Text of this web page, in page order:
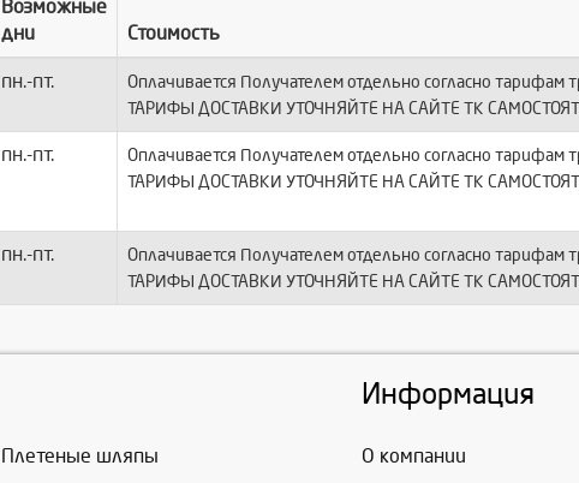
Возможные
дни
Стоимость
пн.-пт.
Оплачивается Получателем отдельно согласно тарифам
ТАРИФЫ ДОСТАВКИ УТОЧНЯЙТЕ НА САЙТЕ ТК
пн.-пт.
Оплачивается Получателем отдельно согласно тарифам
ТАРИФЫ ДОСТАВКИ УТОЧНЯЙТЕ НА САЙТЕ ТК
пн.-пт.
Оплачивается Получателем отдельно согласно тарифам
ТАРИФЫ ДОСТАВКИ УТОЧНЯЙТЕ НА САЙТЕ ТК
Плетеные шляпы
Информация
О компании